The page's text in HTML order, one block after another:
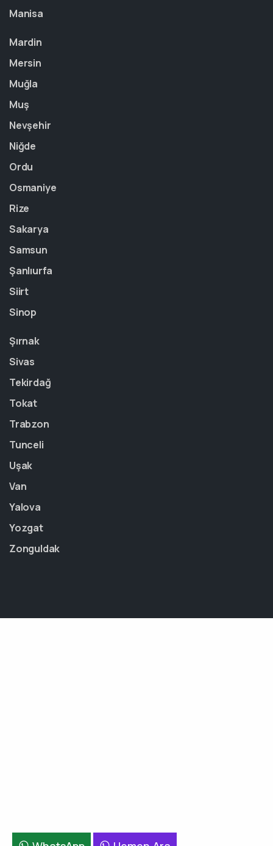
Manisa
Mardin
Mersin
Muğla
Muş
Nevşehir
Niğde
Ordu
Osmaniye
Rize
Sakarya
Samsun
Şanlıurfa
Siirt
Sinop
Şırnak
Sivas
Tekirdağ
Tokat
Trabzon
Tunceli
Uşak
Van
Yalova
Yozgat
Zonguldak